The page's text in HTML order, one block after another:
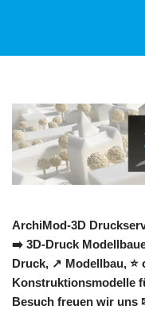
ArchiMod-3D
➡️ 3D-Druck
Druck, ↗️ Modellbau,
Konstruktionsmodelle
Besuch freuen wir